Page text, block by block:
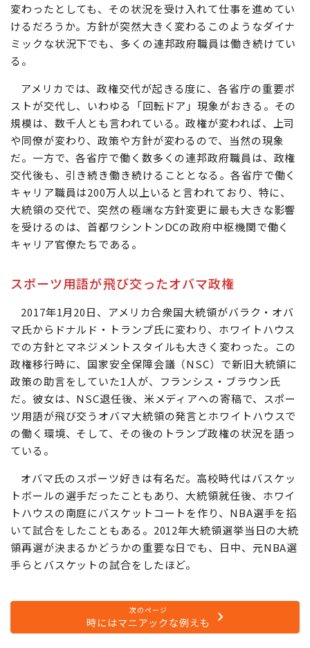
変わったとしても、その状況を受け入れて仕事を進めてい
けるだろうか。方針が突然大きく変わるこのようなダイナ
ミックな状況下でも、多くの連邦政府職員は働き続けてい
る。
アメリカでは、政権交代が起きる度に、各省庁の重要ポ
ストが交代し、いわゆる「回転ドア」現象がおきる。その
規模は、数千人とも言われている。政権が変われば、上司
や同僚が変わり、政策や方針が変わるので、当然の現象
だ。一方で、各省庁で働く数多くの連邦政府職員は、政権
交代後も、引き続き働き続けることとなる。各省庁で働く
キャリア職員は200万人以上いると言われており、特に、
大統領の交代で、突然の極端な方針変更に最も大きな影響
を受けるのは、首都ワシントンDCの政府中枢機関で働く
キャリア官僚たちである。
スポーツ用語が飛び交ったオバマ政権
2017年1月20日、アメリカ合衆国大統領がバラク・オバ
マ氏からドナルド・トランプ氏に変わり、ホワイトハウス
での方針とマネジメントスタイルも大きく変わった。この
政権移行時に、国家安全保障会議（NSC）で新旧大統領に
政策の助言をしていた1人が、フランシス・ブラウン氏
だ。彼女は、NSC退任後、米メディアへの寄稿で、スポー
ツ用語が飛び交うオバマ大統領の発言とホワイトハウスで
の働く環境、そして、その後のトランプ政権の状況を語っ
ている。
オバマ氏のスポーツ好きは有名だ。高校時代はバスケッ
トボールの選手だったこともあり、大統領就任後、ホワイ
トハウスの南庭にバスケットコートを作り、NBA選手を招
いて試合をしたこともある。2012年大統領選挙当日の大統
手らとバスケットの試合をしたほど。